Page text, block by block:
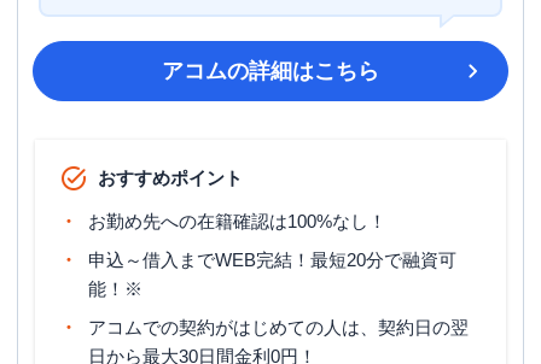
アコムの詳細はこちら
おすすめポイント
お勤め先への在籍確認は100%なし！
申込～借入までWEB完結！最短20分で融資可
能！※
アコムでの契約がはじめての人は、契約日の翌
日から最大30日間金利0円！